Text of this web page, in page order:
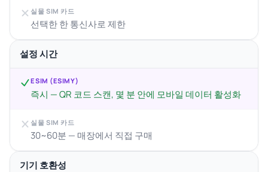
실물 SIM 카드
선택한 한 통신사로 제한
설정 시간
ESIM (ESIMY)
즉시 — QR 코드 스캔, 몇 분 안에 모바일 데이터 활성화
실물 SIM 카드
30~60분 — 매장에서 직접 구매
기기 호환성